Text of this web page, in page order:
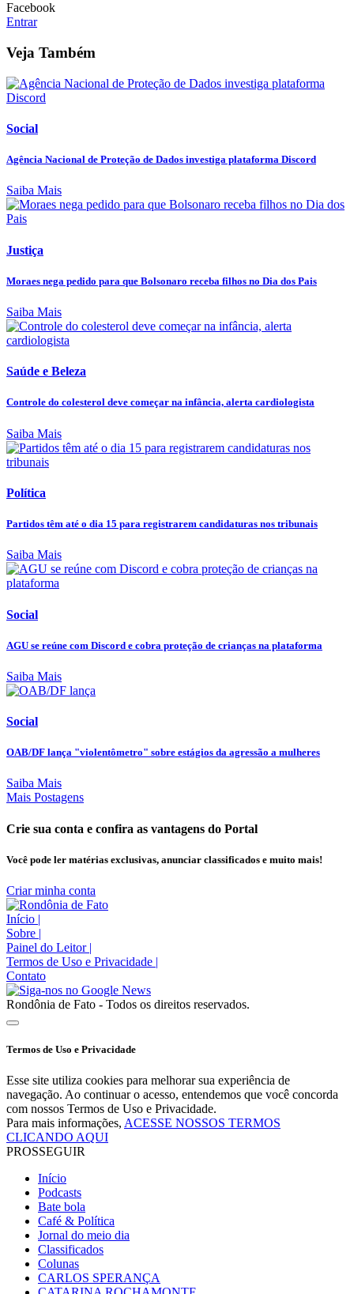
Facebook
Entrar
Veja Também
Social
Agência Nacional de Proteção de Dados investiga plataforma Discord
Saiba Mais
Justiça
Moraes nega pedido para que Bolsonaro receba filhos no Dia dos Pais
Saiba Mais
Saúde e Beleza
Controle do colesterol deve começar na infância, alerta cardiologista
Saiba Mais
Política
Partidos têm até o dia 15 para registrarem candidaturas nos tribunais
Saiba Mais
Social
AGU se reúne com Discord e cobra proteção de crianças na plataforma
Saiba Mais
Social
OAB/DF lança "violentômetro" sobre estágios da agressão a mulheres
Saiba Mais
Mais Postagens
Crie sua conta e confira as vantagens do Portal
Você pode ler matérias exclusivas, anunciar classificados e muito mais!
Criar minha conta
Início |
Sobre |
Painel do Leitor |
Termos de Uso e Privacidade |
Contato
Rondônia de Fato - Todos os direitos reservados.
Termos de Uso e Privacidade
Esse site utiliza cookies para melhorar sua experiência de
navegação. Ao continuar o acesso, entendemos que você concorda
com nossos Termos de Uso e Privacidade.
Para mais informações, ACESSE NOSSOS TERMOS
CLICANDO AQUI
PROSSEGUIR
Início
Podcasts
Bate bola
Café & Política
Jornal do meio dia
Classificados
Colunas
CARLOS SPERANÇA